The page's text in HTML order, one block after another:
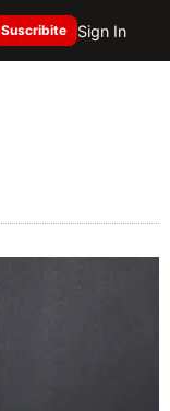
Suscribite Sign In